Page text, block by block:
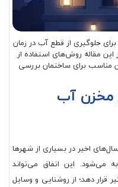
جلوگیری از قطع آب در زمان
مقاله روش‌های استفاده از
مناسب برای ساختمان بررسی
مخزن آب
اخیر در بسیاری از شهرها
می‌شود. این اتفاق می‌تواند
قرار دهد؛ از روشنایی و وسایل